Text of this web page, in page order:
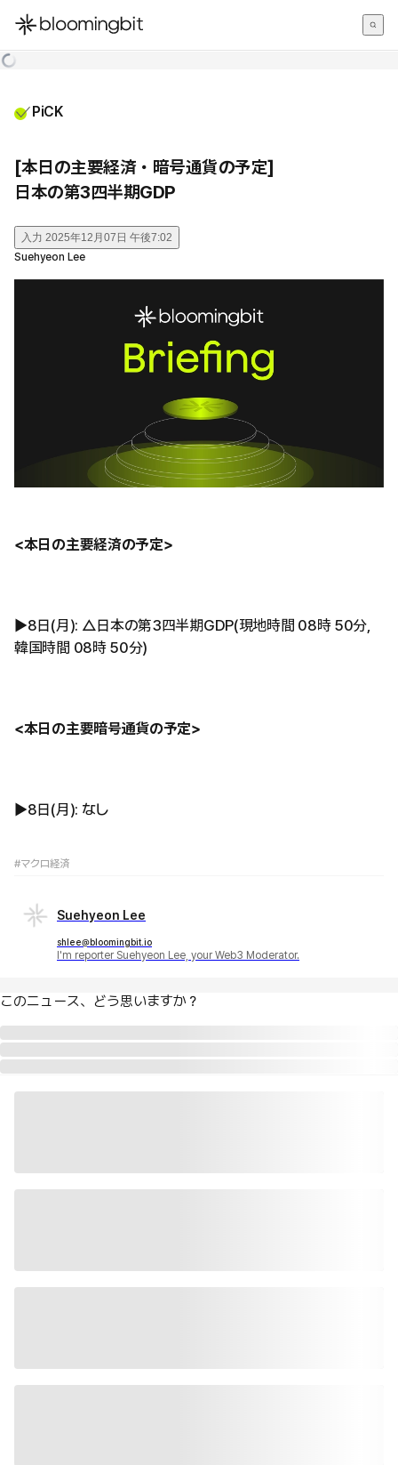
한국어
PiCK
[本日の主要経済・暗号通貨の予定]
日本の第3四半期GDP
入力 2025年12月07日 午後7:02
Suehyeon Lee
<本日の主要経済の予定>
▶︎8日(月): △日本の第3四半期GDP(現地時間 08時 50分,
韓国時間 08時 50分)
<本日の主要暗号通貨の予定>
▶︎8日(月): なし
#マクロ経済
Suehyeon Lee
shlee@bloomingbit.io
I'm reporter Suehyeon Lee, your Web3 Moderator.
このニュース、どう思いますか？